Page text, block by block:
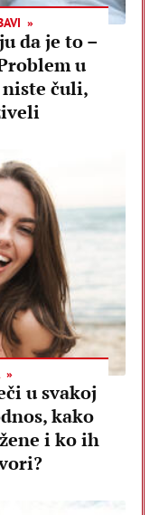
da je to –
u
čuli,
u svakoj
kako
i ko ih